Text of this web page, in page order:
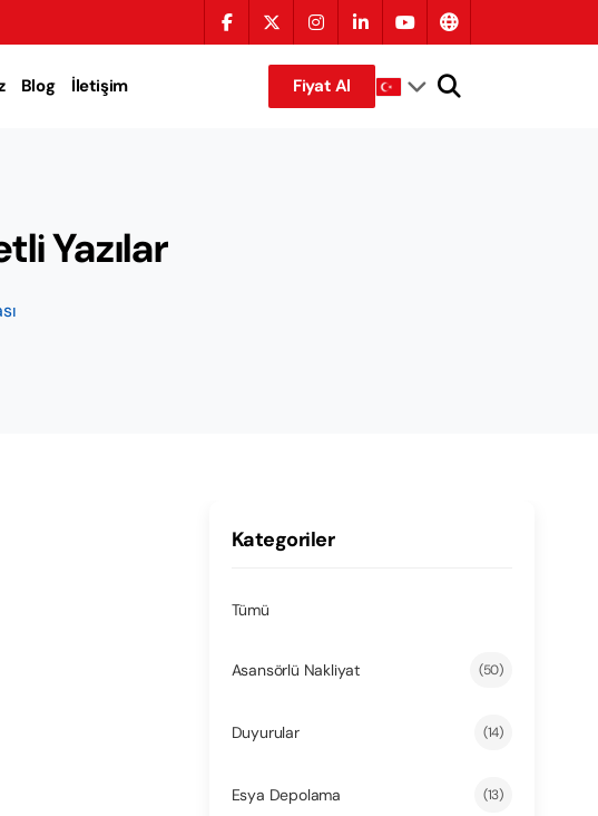
Blog İletişim Fiyat Al
Yazılar
Kategoriler
Tümü
Asansörlü Nakliyat (50)
Duyurular (14)
Esya Depolama (13)